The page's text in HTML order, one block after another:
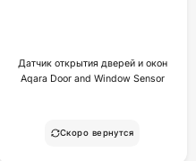
Датчик открытия дверей и окон
Aqara Door and Window Sensor
Скоро вернутся